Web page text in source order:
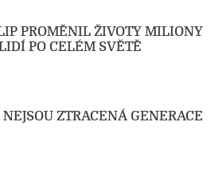
PROMĚNIL ŽIVOTY MILIONY
PO CELÉM SVĚTĚ
ZTRACENÁ GENERACE